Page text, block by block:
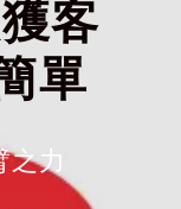
客
單
力